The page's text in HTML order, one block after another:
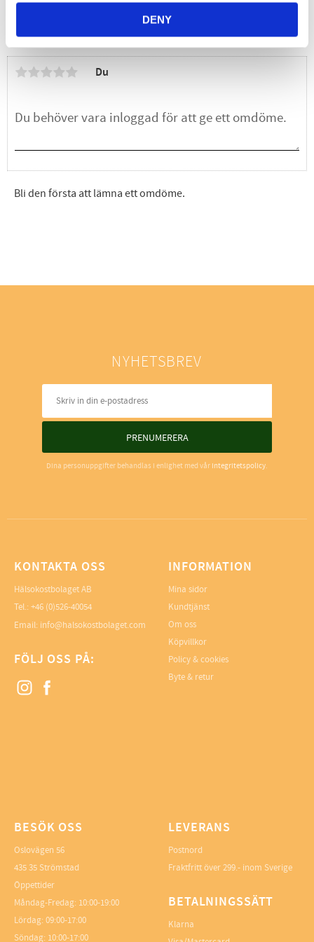
DENY
Omdömen
Du
Bli den första att lämna ett omdöme.
NYHETSBREV
PRENUMERERA
Dina personuppgifter behandlas i enlighet med vår integritetspolicy.
KONTAKTA OSS
Hälsokostbolaget AB
Tel.: +46 (0)526-40054
Email: info@halsokostbolaget.com
FÖLJ OSS PÅ:
INFORMATION
Mina sidor
Kundtjänst
Om oss
Köpvillkor
Policy & cookies
Byte & retur
BESÖK OSS
Oslovägen 56
435 35 Strömstad
Öppettider
Måndag-Fredag: 10:00-19:00
Lördag: 09:00-17:00
Söndag: 10:00-17:00
LEVERANS
Postnord
Fraktfritt över 299.- inom Sverige
BETALNINGSSÄTT
Klarna